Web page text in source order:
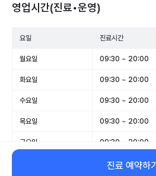
영업시간(진료•운영)
요일 진료시간
월요일 09:30 ~ 20:00
화요일 09:30 ~ 20:00
수요일 09:30 ~ 20:00
목요일 09:30 ~ 20:00
금요일 09:30 ~ 20:00
09:00 ~ 16:00
진료 예약하기